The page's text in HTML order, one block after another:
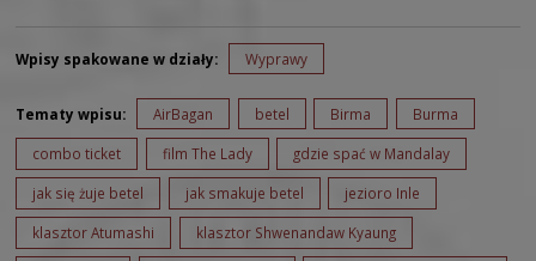
Wpisy spakowane w działy: Wyprawy
Tematy wpisu: AirBagan betel Birma Burma
combo ticket film The Lady gdzie spać w Mandalay
jak się żuje betel jak smakuje betel jezioro Inle
klasztor Atumashi klasztor Shwenandaw Kyaung